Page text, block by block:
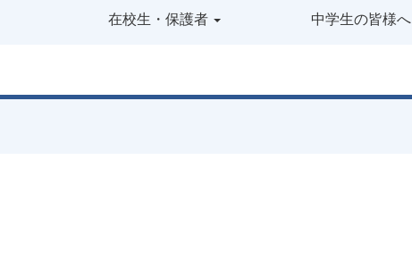
在校生・保護者 中学生の皆様へ